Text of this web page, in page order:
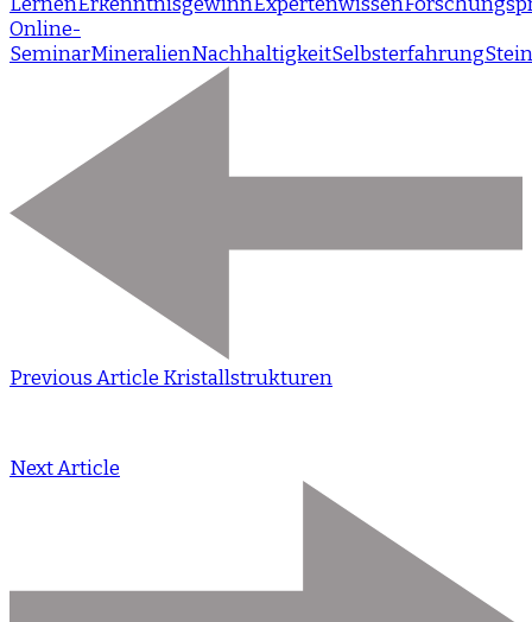
Online-
SeminarMineralienNachhaltigkeitSelbsterfahrung
Previous Article Kristallstrukturen
Next Article